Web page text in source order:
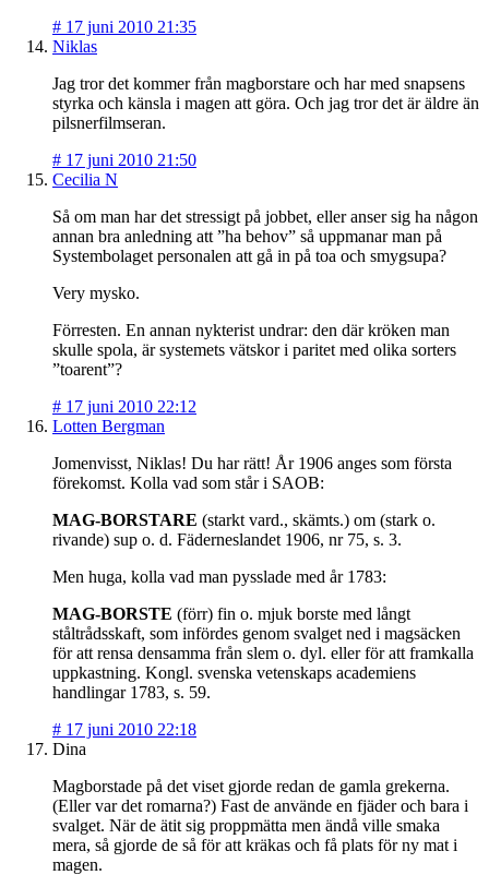
# 17 juni 2010 21:35
Niklas
Jag tror det kommer från magborstare och har med snapsens
styrka och känsla i magen att göra. Och jag tror det är äldre än
pilsnerfilmseran.
# 17 juni 2010 21:50
Cecilia N
Så om man har det stressigt på jobbet, eller anser sig ha någon
annan bra anledning att ”ha behov” så uppmanar man på
Systembolaget personalen att gå in på toa och smygsupa?
Very mysko.
Förresten. En annan nykterist undrar: den där kröken man
skulle spola, är systemets vätskor i paritet med olika sorters
”toarent”?
# 17 juni 2010 22:12
Lotten Bergman
Jomenvisst, Niklas! Du har rätt! År 1906 anges som första
förekomst. Kolla vad som står i SAOB:
MAG-BORSTARE (starkt vard., skämts.) om (stark o.
rivande) sup o. d. Fäderneslandet 1906, nr 75, s. 3.
Men huga, kolla vad man pysslade med år 1783:
MAG-BORSTE (förr) fin o. mjuk borste med långt
ståltrådsskaft, som infördes genom svalget ned i magsäcken
för att rensa densamma från slem o. dyl. eller för att framkalla
uppkastning. Kongl. svenska vetenskaps academiens
handlingar 1783, s. 59.
# 17 juni 2010 22:18
Dina
Magborstade på det viset gjorde redan de gamla grekerna.
(Eller var det romarna?) Fast de använde en fjäder och bara i
svalget. När de ätit sig proppmätta men ändå ville smaka
mera, så gjorde de så för att kräkas och få plats för ny mat i
magen.